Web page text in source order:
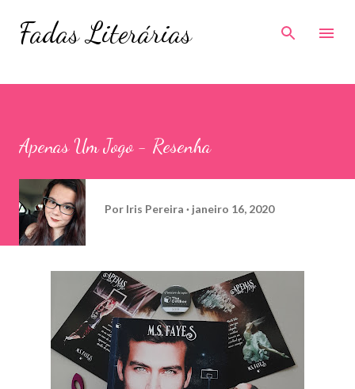
Pular para o conteúdo principal
Fadas Literárias
Apenas Um Jogo - Resenha
Por Iris Pereira janeiro 16, 2020